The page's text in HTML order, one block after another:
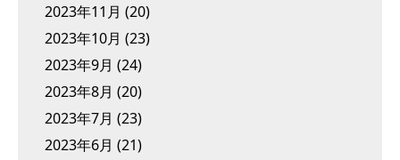
2023年11月 (20)
2023年10月 (23)
2023年9月 (24)
2023年8月 (20)
2023年7月 (23)
2023年6月 (21)